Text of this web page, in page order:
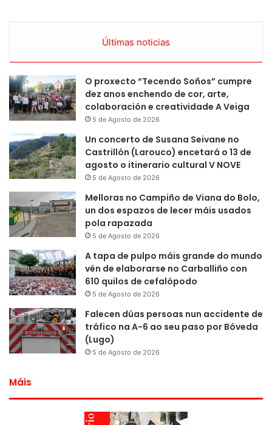
Últimas noticias
O proxecto “Tecendo Soños” cumpre
dez anos enchendo de cor, arte,
colaboración e creatividade A Veiga
5 de Agosto de 2026
Un concerto de Susana Seivane no
Castrillón (Larouco) encetará o 13 de
agosto o itinerario cultural V NOVE
5 de Agosto de 2026
Melloras no Campiño de Viana do Bolo,
un dos espazos de lecer máis usados
pola rapazada
5 de Agosto de 2026
A tapa de pulpo máis grande do mundo
vén de elaborarse no Carballiño con
610 quilos de cefalópodo
5 de Agosto de 2026
Falecen dúas persoas nun accidente de
tráfico na A-6 ao seu paso por Bóveda
(Lugo)
5 de Agosto de 2026
Máis